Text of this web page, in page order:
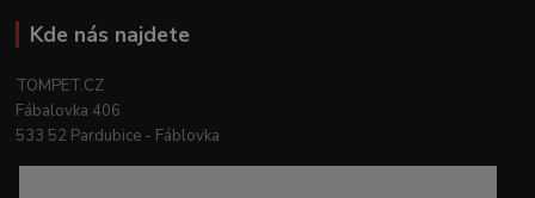
Kde nás najdete
TOMPET.CZ
Fábalovka 406
533 52 Pardubice - Fáblovka